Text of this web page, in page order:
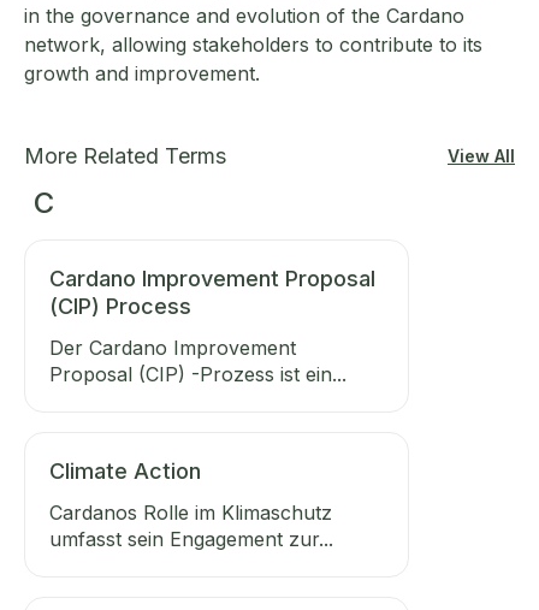
in the governance and evolution of the Cardano
network, allowing stakeholders to contribute to its
growth and improvement.
More Related Terms View All
C
Cardano Improvement Proposal
(CIP) Process
Der Cardano Improvement
Proposal (CIP) -Prozess ist ein...
Climate Action
Cardanos Rolle im Klimaschutz
umfasst sein Engagement zur...